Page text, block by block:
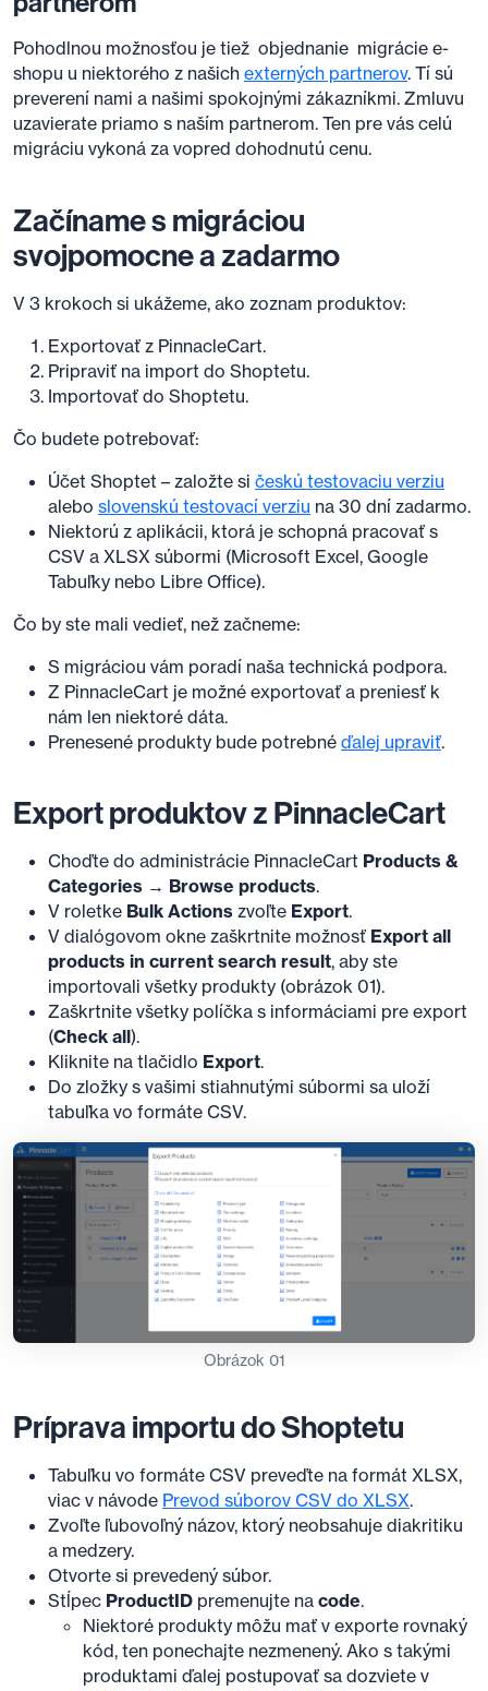
Pohodlnou možnosťou je tiež objednanie migrácie e-
shopu u niektorého z našich externých partnerov. Tí sú
preverení nami a našimi spokojnými zákazníkmi. Zmluvu
uzavierate priamo s naším partnerom. Ten pre vás celú
migráciu vykoná za vopred dohodnutú cenu.
Začíname s migráciou
svojpomocne a zadarmo
V 3 krokoch si ukážeme, ako zoznam produktov:
Exportovať z PinnacleCart.
Pripraviť na import do Shoptetu.
Importovať do Shoptetu.
Čo budete potrebovať:
Účet Shoptet – založte si českú testovaciu verziu
alebo slovenskú testovací verziu na 30 dní zadarmo.
Niektorú z aplikácii, ktorá je schopná pracovať s
CSV a XLSX súbormi (Microsoft Excel, Google
Tabuľky nebo Libre Office).
Čo by ste mali vedieť, než začneme:
S migráciou vám poradí naša technická podpora.
Z PinnacleCart je možné exportovať a preniesť k
nám len niektoré dáta.
Prenesené produkty bude potrebné ďalej upraviť.
Export produktov z PinnacleCart
Choďte do administrácie PinnacleCart Products &
Categories → Browse products.
V roletke Bulk Actions zvoľte Export.
V dialógovom okne zaškrtnite možnosť Export all
products in current search result, aby ste
importovali všetky produkty (obrázok 01).
Zaškrtnite všetky políčka s informáciami pre export
(Check all).
Kliknite na tlačidlo Export.
Do zložky s vašimi stiahnutými súbormi sa uloží
tabuľka vo formáte CSV.
Obrázok 01
Príprava importu do Shoptetu
Tabuľku vo formáte CSV preveďte na formát XLSX,
viac v návode Prevod súborov CSV do XLSX.
Zvoľte ľubovoľný názov, ktorý neobsahuje diakritiku
a medzery.
Otvorte si prevedený súbor.
Stĺpec ProductID premenujte na code.
Niektoré produkty môžu mať v exporte rovnaký
kód, ten ponechajte nezmenený. Ako s takými
produktami ďalej postupovať sa dozviete v